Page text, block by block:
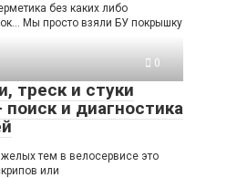
без каких либо
Мы просто взяли БУ покрышку
0
треск и стуки
и диагностика
тем в велосервисе это
или